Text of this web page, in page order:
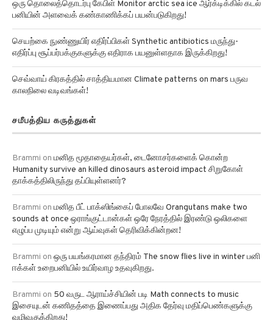
செயற்கை நுண்ணுயிர் எதிர்ப்பிகள் Synthetic antibiotics மருந்து-
எதிர்ப்பு சூப்பர்பக்குகளுக்கு எதிராக பயனுள்ளதாக இருக்கிறது!
செவ்வாய் கிரகத்தில் சாத்தியமான Climate patterns on mars பருவ
காலநிலை வடிவங்கள்!
Humanity survive an killed dinosaurs asteroid impact சிறுகோள்
தாக்கத்திலிருந்து தப்பியுள்ளனர்?
Brammionமனித பீட் பாக்ஸிங்கைப் போலவே Orangutans make two
sounds at once ஒராங்குட்டான்கள் ஒரே நேரத்தில் இரண்டு ஒலிகளை
எழுப்ப முடியும் என்று ஆய்வுகள் தெரிவிக்கின்றன!
Brammionஒரு பயங்கரமான தந்திரம் The snow flies live in winter பனி
ஈக்கள் உறைபனியில் உயிர்வாழ உதவுகிறது.
Brammion50 வருட ஆராய்ச்சியின் படி Math connects to music
இசையுடன் கணிதத்தை இணைப்பது அதிக தேர்வு மதிப்பெண்களுக்கு
வழிவகுக்கிறது!